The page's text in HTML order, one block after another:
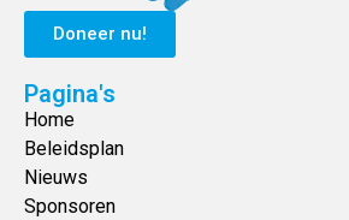
Doneer nu!
Pagina's
Home
Beleidsplan
Nieuws
Sponsoren